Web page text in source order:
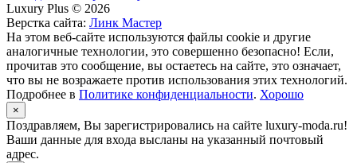
Luxury Plus © 2026
Верстка сайта: Линк Мастер
На этом веб-сайте используются файлы cookie и другие
аналогичные технологии, это совершенно безопасно! Если,
прочитав это сообщение, вы остаетесь на сайте, это означает,
что вы не возражаете против использования этих технологий.
Подробнее в Политике конфиденциальности. Хорошо
×
Поздравляем, Вы зарегистрировались на сайте luxury-moda.ru!
Ваши данные для входа высланы на указанный почтовый
адрес.